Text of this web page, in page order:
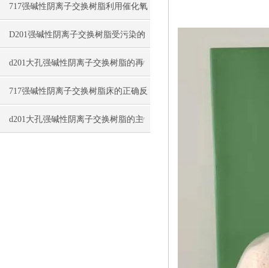
制备的核心材料
717强碱性阴离子交换树脂利用催化氧
化法再生
D201强碱性阴离子交换树脂受污染的
对策与情况
d201大孔强碱性阴离子交换树脂的再
生与步骤
717强碱性阴离子交换树脂床的正确反
洗与再生方法
d201大孔强碱性阴离子交换树脂的主